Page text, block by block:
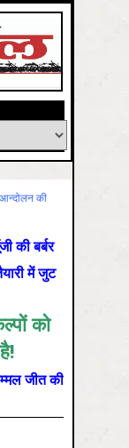
की
की बर्बर
में जुट
को
जीत की